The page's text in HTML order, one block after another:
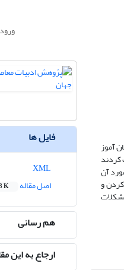
آموز
در آن شرکت کردند
در مورد آن
و
فایل ها
اصل مقاله
K
هم رسانی
ارجاع به این